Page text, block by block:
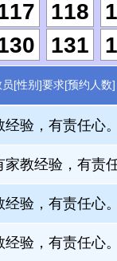
118
131
员[性别]要求[预约人数]
经验，有责任心
家教经验，有责
经验，有责任心
经验，有责任心